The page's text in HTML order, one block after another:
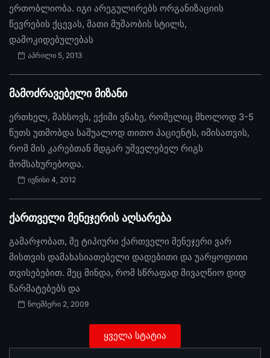
ერთობლიობა. იგი არეგულირებს ორგანიზაციის
წევრების ქცევას, მათი მუშაობის სტილს,
დამოკიდებულებას
აპრილი 5, 2013
მამოძრავებელი მიზანი
ერთხელ, მახსოვს, ექიმი ვნახე, რომელიც მხოლოდ 3-5
წუთს უთმობდა საშუალოდ თითო პაციენტს, იმისათვის,
რომ მის კარებთან მდგარ უშველებელ რიგს
მომსახურებოდა.
ივნისი 4, 2012
ქართველი მენეჯერის აღსარება
გამარჯობათ, მე ტიპიური ქართველი მენეჯერი ვარ
მისთვის დამახასიათებელი დადებითი და უარყოფითი
თვისებებით. მეც მინდა, რომ სწრაფად მივაღწიო დიდ
წარმატებებს და
ნოემბერი 2, 2009
ყველა სტატია